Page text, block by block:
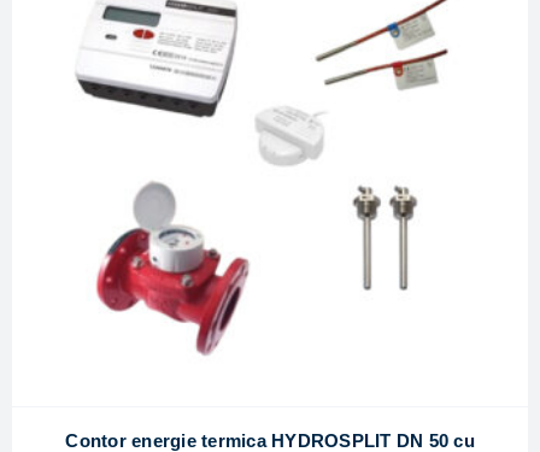
Contor energie termica HYDROSPLIT DN 50 cu